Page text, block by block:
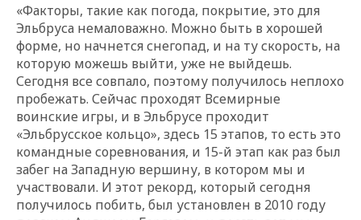
«Факторы, такие как погода, покрытие, это для
Эльбруса немаловажно. Можно быть в хорошей
форме, но начнется снегопад, и на ту скорость, на
которую можешь выйти, уже не выйдешь.
Сегодня все совпало, поэтому получилось неплохо
пробежать. Сейчас проходят Всемирные
воинские игры, и в Эльбрусе проходит
«Эльбрусское кольцо», здесь 15 этапов, то есть это
командные соревнования, и 15-й этап как раз был
забег на Западную вершину, в котором мы и
участвовали. И этот рекорд, который сегодня
получилось побить, был установлен в 2010 году